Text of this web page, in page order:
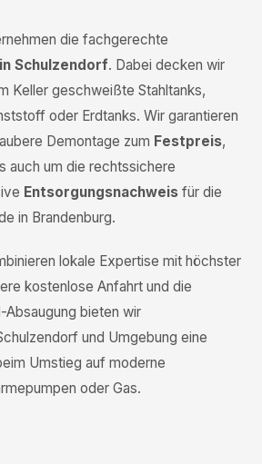
die fachgerechte
Schulzendorf. Dabei decken wir
Keller geschweißte Stahltanks,
oder Erdtanks. Wir garantieren
Demontage zum Festpreis,
auch um die rechtssichere
Entsorgungsnachweis für die
in Brandenburg.
lokale Expertise mit höchster
kostenlose Anfahrt und die
bieten wir
und Umgebung eine
Umstieg auf moderne
oder Gas.